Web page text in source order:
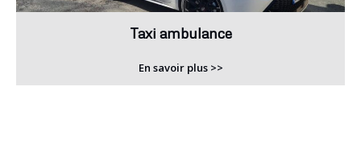
Taxi ambulance
En savoir plus >>